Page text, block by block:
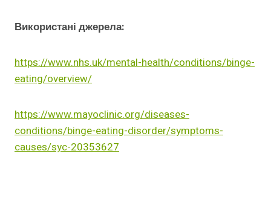
Використані джерела:
https://www.nhs.uk/mental-health/conditions/binge-
eating/overview/
https://www.mayoclinic.org/diseases-
conditions/binge-eating-disorder/symptoms-
causes/syc-20353627